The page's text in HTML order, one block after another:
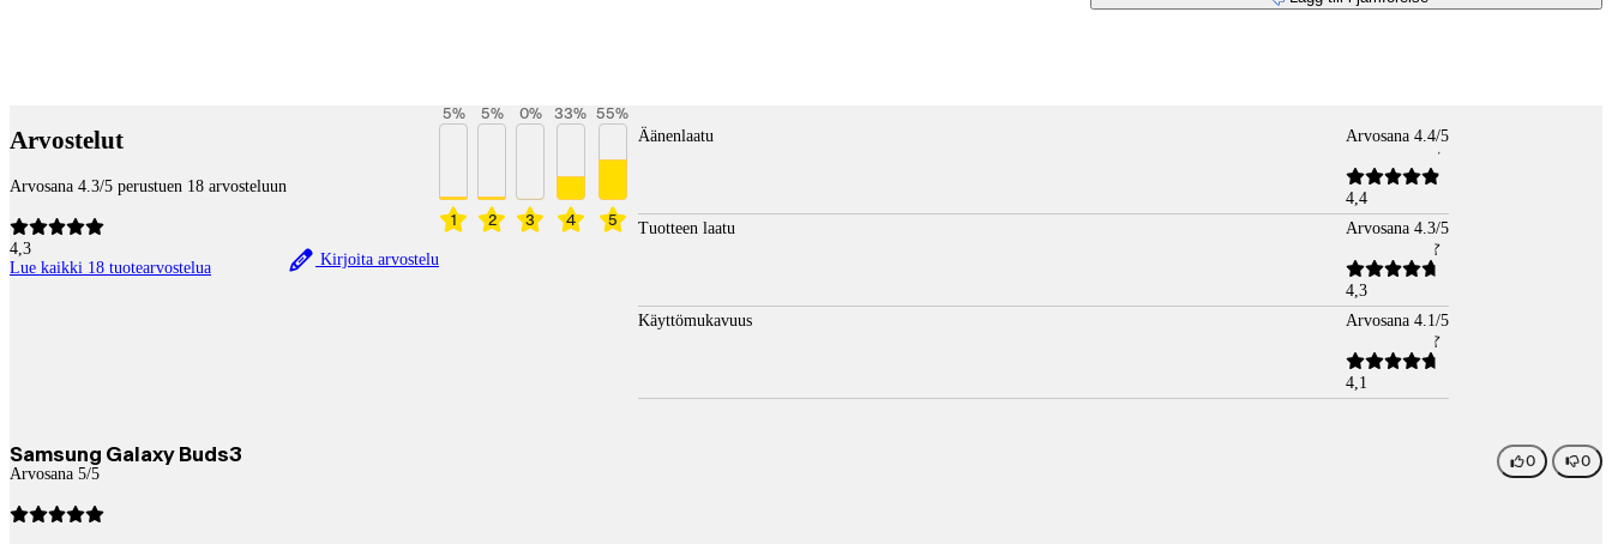
Arvostelut
Arvosana 4.3/5 perustuen 18 arvosteluun
4,3
Lue kaikki 18 tuotearvostelua
Kirjoita arvostelu
1
5%
2
5%
3
0%
4
33%
5
55%
Äänenlaatu Arvosana 4.4/5
4,4
Tuotteen laatu
Arvosana 4.3/5
4,3
Käyttömukavuus
Arvosana 4.1/5
4,1
Samsung Galaxy Buds3
Arvosana 5/5
0 0